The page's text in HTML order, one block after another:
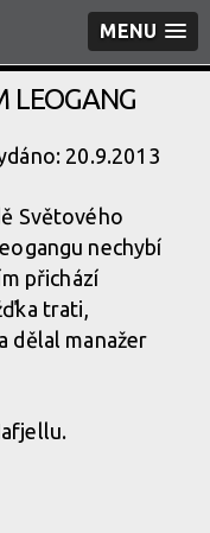
MENU
LEOGANG
20.9.2013
Světového
nechybí
přichází
trati,
dělal manažer